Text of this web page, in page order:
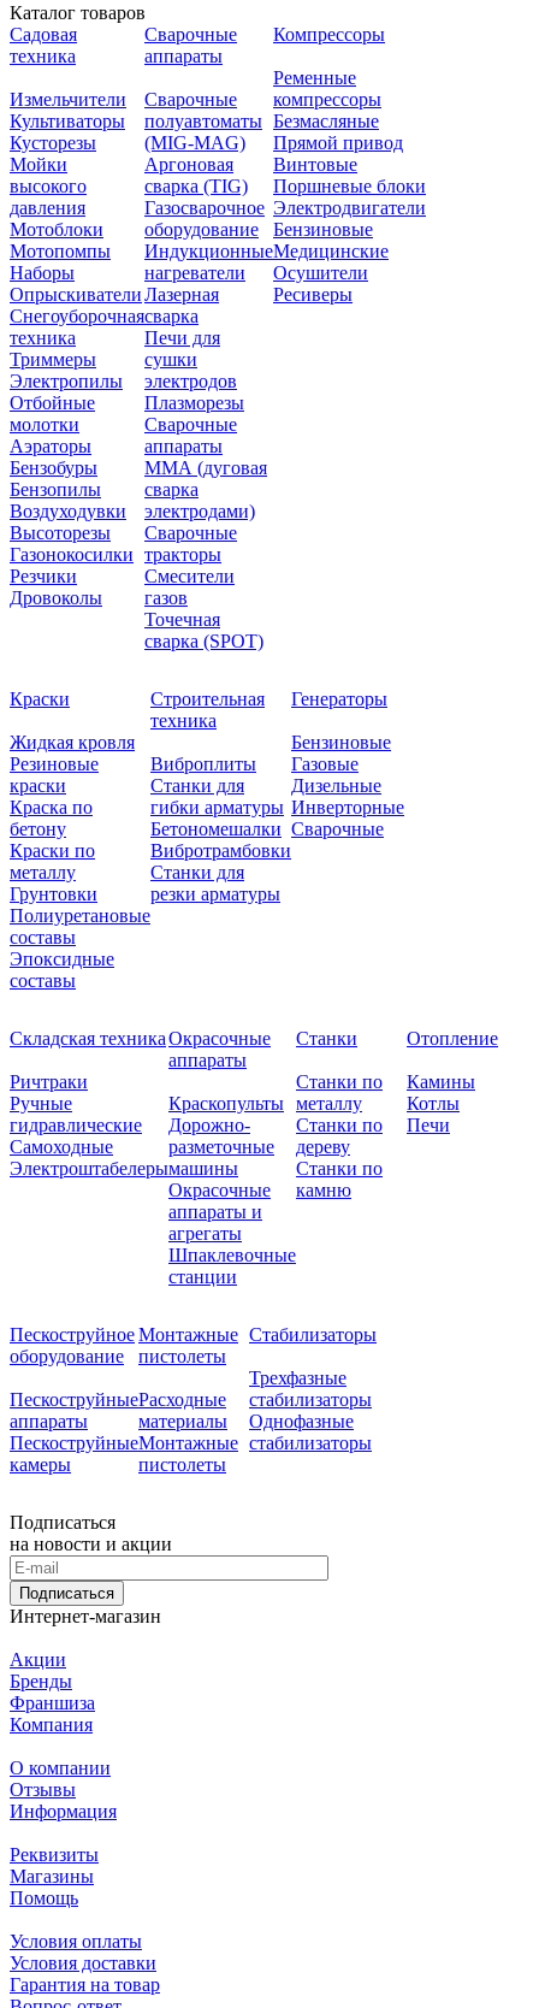
Каталог товаров
Садовая
техника
Измельчители
Культиваторы
Кусторезы
Мойки
высокого
давления
Мотоблоки
Мотопомпы
Наборы
Опрыскиватели
Снегоуборочная
техника
Триммеры
Электропилы
Отбойные
молотки
Аэраторы
Бензобуры
Бензопилы
Воздуходувки
Высоторезы
Газонокосилки
Резчики
Дровоколы
Сварочные
аппараты
Сварочные
полуавтоматы
(MIG-MAG)
Аргоновая
сварка (TIG)
Газосварочное
оборудование
Индукционные
нагреватели
Лазерная
сварка
Печи для
сушки
электродов
Плазморезы
Сварочные
аппараты
ММА (дуговая
сварка
электродами)
Сварочные
тракторы
Смесители
газов
Точечная
сварка (SPOT)
Компрессоры
Ременные
компрессоры
Безмасляные
Прямой привод
Винтовые
Поршневые блоки
Электродвигатели
Бензиновые
Медицинские
Осушители
Ресиверы
Краски
Жидкая кровля
Резиновые
краски
Краска по
бетону
Краски по
металлу
Грунтовки
Полиуретановые
составы
Эпоксидные
составы
Строительная
техника
Виброплиты
Станки для
гибки арматуры
Бетономешалки
Вибротрамбовки
Станки для
резки арматуры
Генераторы
Бензиновые
Газовые
Дизельные
Инверторные
Сварочные
Складская техника
Ричтраки
Ручные
гидравлические
Самоходные
Электроштабелеры
Окрасочные
аппараты
Краскопульты
Дорожно-
разметочные
машины
Окрасочные
аппараты и
агрегаты
Шпаклевочные
станции
Станки
Станки по
металлу
Станки по
дереву
Станки по
камню
Отопление
Камины
Котлы
Печи
Пескоструйное
оборудование
Пескоструйные
аппараты
Пескоструйные
камеры
Монтажные
пистолеты
Расходные
материалы
Монтажные
пистолеты
Стабилизаторы
Трехфазные
стабилизаторы
Однофазные
стабилизаторы
Подписаться
на новости и акции
Подписаться
Интернет-магазин
Акции
Бренды
Франшиза
Компания
О компании
Отзывы
Информация
Реквизиты
Магазины
Помощь
Условия оплаты
Условия доставки
Гарантия на товар